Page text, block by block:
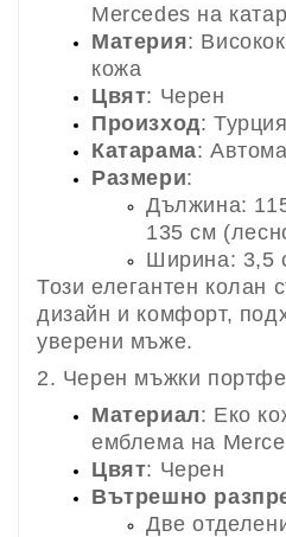
Mercedes на
Материя:
кожа
Цвят: Черен
Произход: Турция
Катарама:
Размери:
Дължина:
135 см
Ширина: 3,5
Този елегантен колан
дизайн и комфорт,
уверени мъже.
2. Черен мъжки
Материал: Еко
емблема на
Цвят: Черен
Вътрешно
Две